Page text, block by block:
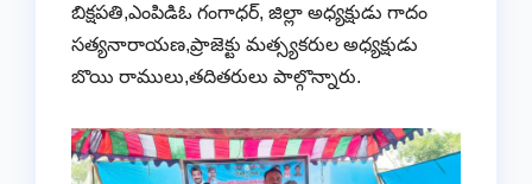
బిక్షపతి,ఎంపిడిఓ గంగాధర్, జిల్లా అధ్యక్షుడు గాదం
సత్యనారాయణ,ప్రాజెక్టు మత్స్యకరుల అధ్యక్షుడు
బొయి రాములు,తదితరులు పాల్గొన్నారు.